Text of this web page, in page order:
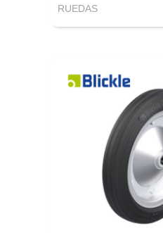
RUEDAS